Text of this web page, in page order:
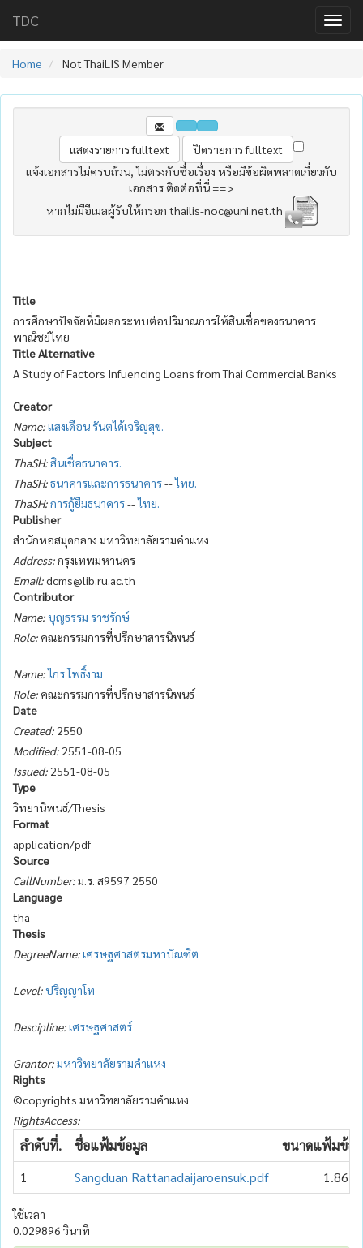
TDC
Home Not ThaiLIS Member
แจ้งเอกสารไม่ครบถ้วน, ไม่ตรงกับชื่อเรื่อง หรือมีข้อผิดพลาดเกี่ยวกับ
เอกสาร ติดต่อที่นี่ ==>
หากไม่มีอีเมลผู้รับให้กรอก thailis-noc@uni.net.th
Title
การศึกษาปัจจัยที่มีผลกระทบต่อปริมาณการให้สินเชื่อของธนาคาร
พาณิชย์ไทย
Title Alternative
A Study of Factors Infuencing Loans from Thai Commercial Banks
Creator
Name:แสงเดือน รันตได้เจริญสุข.
Subject
ThaSH:สินเชื่อธนาคาร.
ThaSH:ธนาคารและการธนาคาร--ไทย.
ThaSH:การกู้ยืมธนาคาร--ไทย.
Publisher
สำนักหอสมุดกลาง มหาวิทยาลัยรามคำแหง
Address:กรุงเทพมหานคร
Email:dcms@lib.ru.ac.th
Contributor
Name:บุญธรรม ราชรักษ์
Role: คณะกรรมการที่ปรึกษาสารนิพนธ์
Name:ไกร โพธิ์งาม
Role: คณะกรรมการที่ปรึกษาสารนิพนธ์
Date
Created: 2550
Modified: 2551-08-05
Issued: 2551-08-05
Type
วิทยานิพนธ์/Thesis
Format
application/pdf
Source
CallNumber:ม.ร. ส9597 2550
Language
tha
Thesis
DegreeName:เศรษฐศาสตรมหาบัณฑิต
Level:ปริญญาโท
Descipline:เศรษฐศาสตร์
Grantor:มหาวิทยาลัยรามคำแหง
Rights
©copyrights มหาวิทยาลัยรามคำแหง
RightsAccess:
ลำดับที่. ชื่อแฟ้มข้อมูล
ขนาดแฟ้มข้อ
1
Sangduan Rattanadaijaroensuk.pdf 1.86
ใช้เวลา
0.029896 วินาที